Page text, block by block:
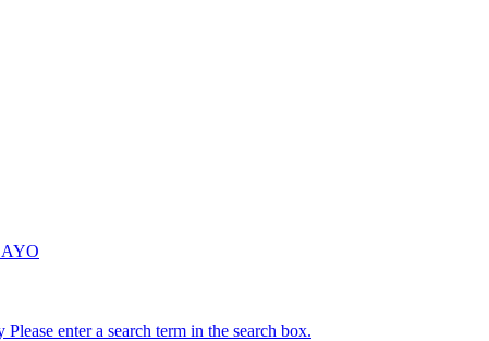
Please enter a search term in the search box.